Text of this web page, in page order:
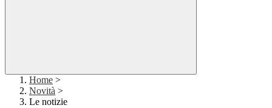
Home >
Novità >
Le notizie